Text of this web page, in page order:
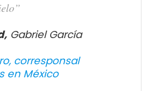
Gabriel García
corresponsal
en México